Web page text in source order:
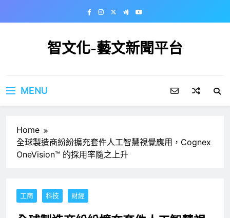
智文化-藝文新聞平台
MENU
Home
全球製造商紛紛擴充套件人工智慧視覺應用，Cognex
OneVision™ 的採用率隨之上升
工商 科技 財經